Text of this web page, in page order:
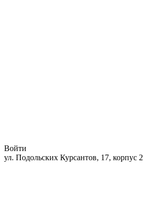
Войти
ул. Подольских Курсантов, 17, корпус 2